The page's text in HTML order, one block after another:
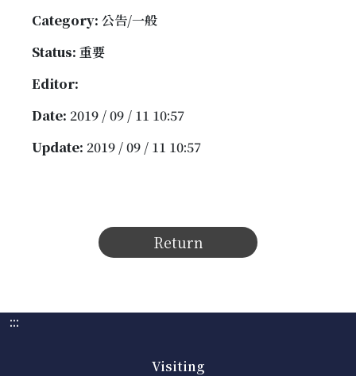
Category: 公告/一般
Status: 重要
Editor:
Date: 2019 / 09 / 11 10:57
Update: 2019 / 09 / 11 10:57
Return
:::
Visiting